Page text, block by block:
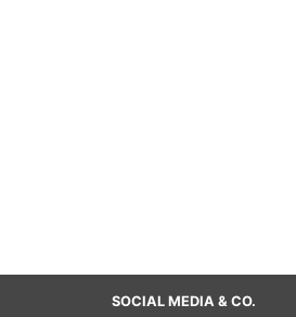
SOCIAL MEDIA & CO.